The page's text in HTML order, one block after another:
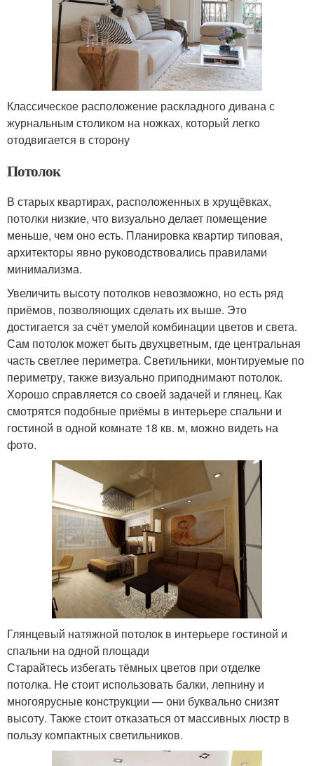
Классическое расположение раскладного дивана с
журнальным столиком на ножках, который легко
отодвигается в сторону
Потолок
В старых квартирах, расположенных в хрущёвках,
потолки низкие, что визуально делает помещение
меньше, чем оно есть. Планировка квартир типовая,
архитекторы явно руководствовались правилами
минимализма.
Увеличить высоту потолков невозможно, но есть ряд
приёмов, позволяющих сделать их выше. Это
достигается за счёт умелой комбинации цветов и света.
Сам потолок может быть двухцветным, где центральная
часть светлее периметра. Светильники, монтируемые по
периметру, также визуально приподнимают потолок.
Хорошо справляется со своей задачей и глянец. Как
смотрятся подобные приёмы в интерьере спальни и
гостиной в одной комнате 18 кв. м, можно видеть на
фото.
Глянцевый натяжной потолок в интерьере гостиной и
спальни на одной площади
Старайтесь избегать тёмных цветов при отделке
потолка. Не стоит использовать балки, лепнину и
многоярусные конструкции — они буквально снизят
высоту. Также стоит отказаться от массивных люстр в
пользу компактных светильников.